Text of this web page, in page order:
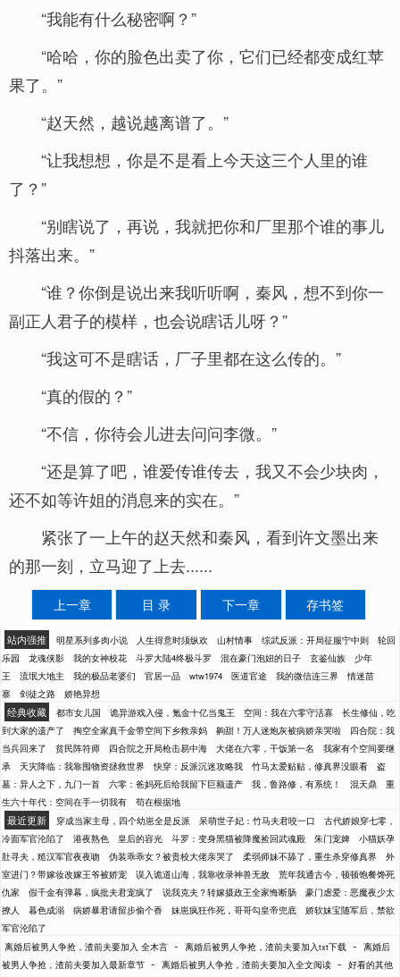
“我能有什么秘密啊？”
“哈哈，你的脸色出卖了你，它们已经都变成红苹
果了。”
“赵天然，越说越离谱了。”
“让我想想，你是不是看上今天这三个人里的谁
了？”
“别瞎说了，再说，我就把你和厂里那个谁的事儿
抖落出来。”
“谁？你倒是说出来我听听啊，秦风，想不到你一
副正人君子的模样，也会说瞎话儿呀？”
“我这可不是瞎话，厂子里都在这么传的。”
“真的假的？”
“不信，你待会儿进去问问李微。”
“还是算了吧，谁爱传谁传去，我又不会少块肉，
还不如等许姐的消息来的实在。”
紧张了一上午的赵天然和秦风，看到许文墨出来
的那一刻，立马迎了上去......
上一章 目 录 下一章 存书签
站内强推 明星系列多肉小说 人生得意时须纵欢 山村情事 综武反派：开局征服宁中则
轮回
乐园
龙魂侠影 我的女神校花 斗罗大陆4终极斗罗 混在豪门泡妞的日子 玄鉴仙族
少年
王
流氓大地主 我的极品老婆们 官居一品 wtw1974 医道官途 我的微信连三界
情迷苗
寨
剑徒之路 娇艳异想
经典收藏 都市女儿国 诡异游戏入侵，氪金十亿当鬼王 空间：我在六零守活寡
长生修仙，吃
到大家的遗产了
掏空全家真千金带空间下乡救亲妈 齁甜！万人迷炮灰被病娇亲哭啦
四合院：我
当兵回来了
贫民阵符师 四合院之开局枪击易中海 大佬在六零，干饭第一名
我家有个空间要继
承
天灾降临：我靠囤物资拯救世界 快穿：反派沉迷攻略我 竹马太爱贴贴，修真界没眼看
盗
墓：异人之下，九门一首
六零：爸妈死后给我留下巨额遗产 我，鲁路修，有系统！ 混天鼎
重
生六十年代：空间在手一切我有
苟在根据地
最近更新 穿成当家主母，四个幼崽全是反派 呆萌世子妃：竹马夫君咬一口
古代娇娘穿七零，
冷面军官沦陷了
港夜熟色 皇后的容光 斗罗：变身黑猫被降魔捡回武魂殿 朱门宠婢
小猫妖孕
肚寻夫，糙汉军官夜夜吻
伪装乖乖女？被贵校大佬亲哭了 柔弱师妹不舔了，重生杀穿修真界
外
室进门？带嫁妆改嫁王爷被娇宠
误入诡道山海，我靠收录神兽无敌
荒年我通古今，顿顿饱餐馋死
仇家
假千金有弹幕，疯批夫君宠疯了 说我克夫？转嫁摄政王全家悔断肠
豪门虐爱：恶魔夜少太
撩人
暮色成溺 病娇暴君请留步偷个香 妹崽疯狂作死，哥哥勾皇帝兜底
娇软妹宝随军后，禁欲
军官沦陷了
离婚后被男人争抢，渣前夫要加入 全木言 - 离婚后被男人争抢，渣前夫要加入txt下载 - 离婚后
被男人争抢，渣前夫要加入最新章节 - 离婚后被男人争抢，渣前夫要加入全文阅读 - 好看的其他